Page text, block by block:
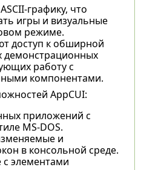
графику, что
игры и визуальные
режиме.
доступ к обширной
демонстрационных
работу с
компонентами.
AppCUI:
приложений с
MS-DOS.
и
в консольной среде.
с элементами